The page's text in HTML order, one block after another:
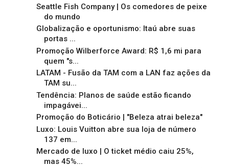
Seattle Fish Company | Os comedores de peixe
do mundo
Globalização e oportunismo: Itaú abre suas
portas ...
Promoção Wilberforce Award: R$ 1,6 mi para
quem "s...
LATAM - Fusão da TAM com a LAN faz ações da
TAM su...
Tendência: Planos de saúde estão ficando
impagávei...
Promoção do Boticário | "Beleza atrai beleza"
Luxo: Louis Vuitton abre sua loja de número
137 em...
Mercado de luxo | O ticket médio caiu 25%,
mas 45%...